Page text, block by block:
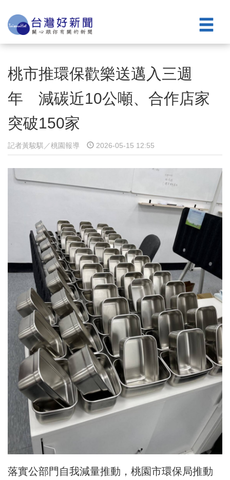
桃市推環保歡樂送邁入三週
年 減碳近10公噸、合作店家
突破150家
記者黃駿騏／桃園報導 2026-05-15 12:55
落實公部門自我減量推動，桃園市環保局推動